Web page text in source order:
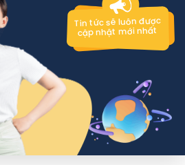
Tin tức sẽ luôn được
cập nhật mới nhất